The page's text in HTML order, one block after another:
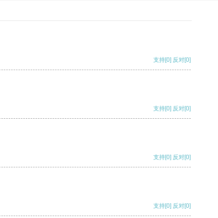
支持[0] 反对[0]
支持[0] 反对[0]
支持[0] 反对[0]
支持[0] 反对[0]